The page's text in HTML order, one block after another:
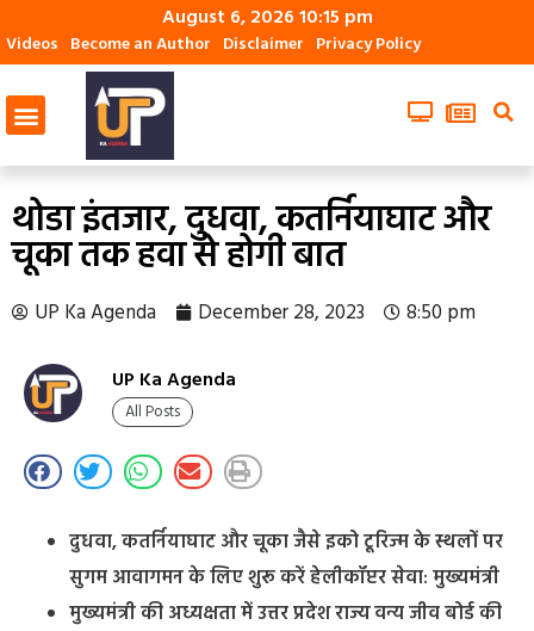
August 6, 2026 10:15 pm
Videos Become an Author Disclaimer Privacy Policy
थोडा इंतजार, दुधवा, कतर्नियाघाट और
चूका तक हवा से होगी बात
UP Ka Agenda December 28, 2023 8:50 pm
UP Ka Agenda
All Posts
दुधवा, कतर्नियाघाट और चूका जैसे इको टूरिज्म के स्थलों पर
सुगम आवागमन के लिए शुरू करें हेलीकॉप्टर सेवा: मुख्यमंत्री
मुख्यमंत्री की अध्यक्षता में उत्तर प्रदेश राज्य वन्य जीव बोर्ड की